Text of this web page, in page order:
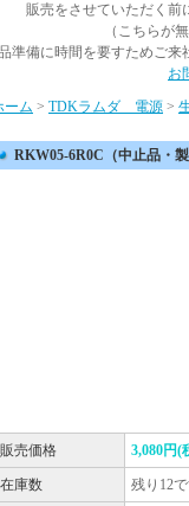
販売をさせていただく前
（こちらが
準備に時間を要すためご来
お
ーム > TDKラムダ 電源 >
RKW05-6R0C（中止品・
販売価格 3,080円(
在庫数 残り12